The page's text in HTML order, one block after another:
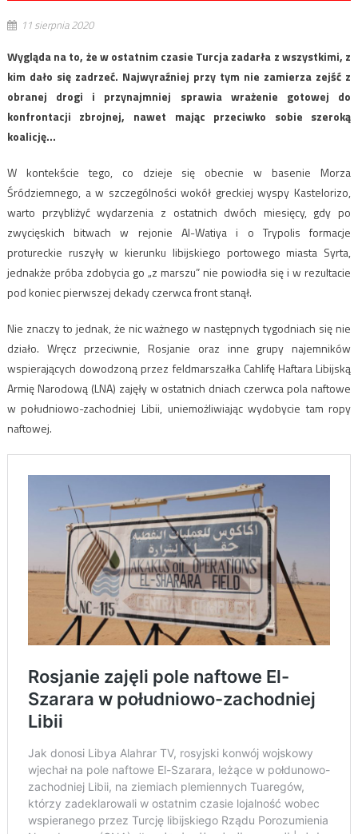
11 sierpnia 2020
Wygląda na to, że w ostatnim czasie Turcja zadarła z wszystkimi, z
kim dało się zadrzeć. Najwyraźniej przy tym nie zamierza zejść z
obranej drogi i przynajmniej sprawia wrażenie gotowej do
konfrontacji zbrojnej, nawet mając przeciwko sobie szeroką
koalicję…
W kontekście tego, co dzieje się obecnie w basenie Morza
Śródziemnego, a w szczególności wokół greckiej wyspy Kastelorizo,
warto przybliżyć wydarzenia z ostatnich dwóch miesięcy, gdy po
zwycięskich bitwach w rejonie Al-Watiya i o Trypolis formacje
protureckie ruszyły w kierunku libijskiego portowego miasta Syrta,
jednakże próba zdobycia go „z marszu” nie powiodła się i w rezultacie
pod koniec pierwszej dekady czerwca front stanął.
Nie znaczy to jednak, że nic ważnego w następnych tygodniach się nie
działo. Wręcz przeciwnie, Rosjanie oraz inne grupy najemników
wspierających dowodzoną przez feldmarszałka Cahlifę Haftara Libijską
Armię Narodową (LNA) zajęły w ostatnich dniach czerwca pola naftowe
w południowo-zachodniej Libii, uniemożliwiając wydobycie tam ropy
naftowej.